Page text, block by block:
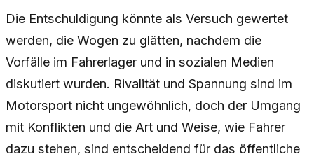
Die Entschuldigung könnte als Versuch gewertet
werden, die Wogen zu glätten, nachdem die
Vorfälle im Fahrerlager und in sozialen Medien
diskutiert wurden. Rivalität und Spannung sind im
Motorsport nicht ungewöhnlich, doch der Umgang
mit Konflikten und die Art und Weise, wie Fahrer
dazu stehen, sind entscheidend für das öffentliche